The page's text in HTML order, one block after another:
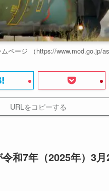
ページ （https://www.mod.go.jp/
URLをコピーする
和7年（2025年）3